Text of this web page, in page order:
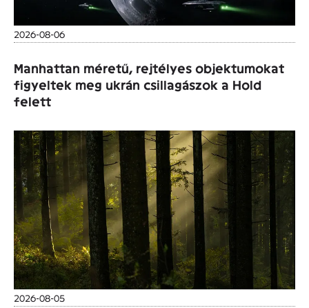
2026-08-06
Manhattan méretű, rejtélyes objektumokat
figyeltek meg ukrán csillagászok a Hold
felett
2026-08-05